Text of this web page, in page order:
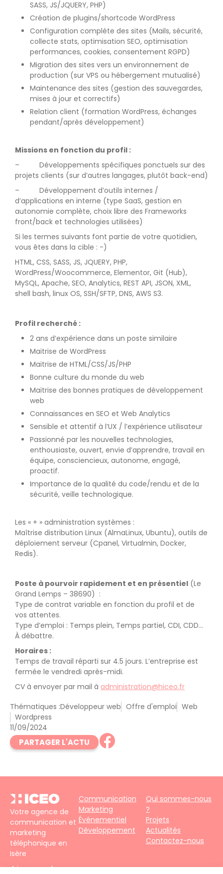
SASS, JS/JQUERY, PHP)
Création de plugins/shortcode WordPress
Configuration complète des sites (Mails, sécurité,
collecte stats, optimisation SEO, optimisation
performances, cookies, consentement RGPD)
Migration des sites vers un environnement de
production (sur VPS ou hébergement mutualisé)
Maintenance des sites (gestion des sauvegardes,
mises à jour et correctifs)
Relation client (formation WordPress, échanges
pendant/après développement)
Missions en fonction du profil :
– Développements spécifiques ponctuels sur des
projets clients (sur d’autres langages, plutôt back-end)
– Développement d’outils internes /
d’applications en interne (type SaaS, gestion en
autonomie complète, choix libre des Frameworks
front/back et technologies utilisées)
Si les termes suivants font partie de votre quotidien,
vous êtes dans la cible : -)
HTML, CSS, SASS, JS, JQUERY, PHP,
WordPress/Woocommerce, Elementor, Git (Hub),
MySQL, Apache, SEO, Analytics, REST API, JSON, XML,
shell bash, linux OS, SSH/SFTP, DNS, AWS S3.
Profil recherché :
2 ans d’expérience dans un poste similaire
Maitrise de WordPress
Maitrise de HTML/CSS/JS/PHP
Bonne culture du monde du web
Maitrise des bonnes pratiques de développement
web
Connaissances en SEO et Web Analytics
Sensible et attentif à l’UX / l’expérience utilisateur
Passionné par les nouvelles technologies,
enthousiaste, ouvert, envie d’apprendre, travail en
équipe, consciencieux, autonome, engagé,
proactif.
Importance de la qualité du code/rendu et de la
sécurité, veille technologique.
Les « + » administration systèmes :
Maîtrise distribution Linux (AlmaLinux, Ubuntu), outils de
déploiement serveur (Cpanel, Virtualmin, Docker,
Redis).
Poste à pourvoir rapidement et en présentiel (Le
Grand Lemps – 38690) :
Type de contrat variable en fonction du profil et de
vos attentes.
Type d’emploi : Temps plein, Temps partiel, CDI, CDD…
À débattre.
Horaires :
Temps de travail réparti sur 4.5 jours. L’entreprise est
fermée le vendredi après-midi.
CV à envoyer par mail à administration@hiceo.fr
Thématiques :Développeur web Offre d'emploi Web
Wordpress
11/09/2024
PARTAGER L'ACTU
Votre agence de
communication et
marketing
téléphonique en
Isère
4 impasse du
Communication
Marketing
Événementiel
Développement
Qui sommes-nous
?
Projets
Actualités
Contactez-nous